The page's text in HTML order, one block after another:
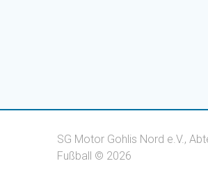
SG Motor Gohlis Nord e.V.,
Fußball © 2026